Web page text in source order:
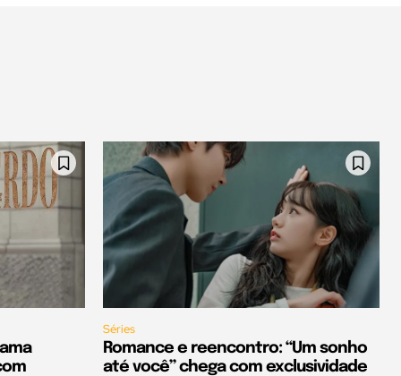
Séries
Romance e reencontro: “Um sonho
até você” chega com exclusividade